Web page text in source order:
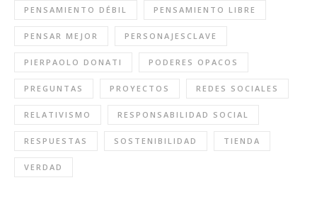
PENSAMIENTO DÉBIL PENSAMIENTO LIBRE
PENSAR MEJOR PERSONAJESCLAVE
PIERPAOLO DONATI PODERES OPACOS
PREGUNTAS PROYECTOS REDES SOCIALES
RELATIVISMO RESPONSABILIDAD SOCIAL
RESPUESTAS SOSTENIBILIDAD TIENDA
VERDAD